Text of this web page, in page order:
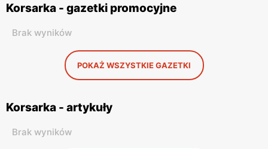
Korsarka - gazetki promocyjne
Brak wyników
POKAŻ WSZYSTKIE GAZETKI
Korsarka - artykuły
Brak wyników